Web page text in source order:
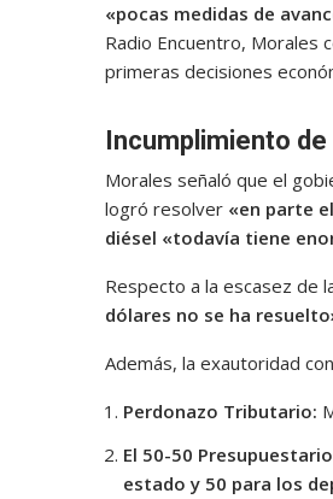
«pocas medidas de
Radio Encuentro, Morales
primeras decisiones
Incumplimiento
Morales señaló que el
logró resolver «en parte
diésel «todavía tiene
Respecto a la escasez de
dólares no se ha
Además, la exautoridad
Perdonazo Tributario:
El 50-50
estado y 50 para los